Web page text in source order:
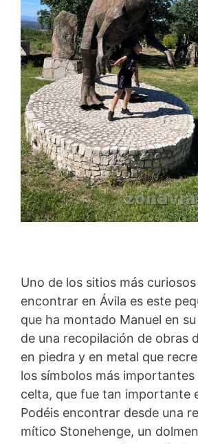
Uno de los sitios más
encontrar en Ávila es este
que ha montado Manuel en
de una recopilación de obras
en piedra y en metal que
los símbolos más importantes
celta, que fue tan importante
Podéis encontrar desde una
mítico Stonehenge, un